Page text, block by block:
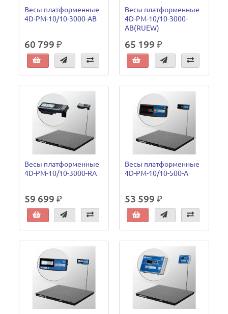
Весы платформенные
4D-PM-10/10-3000-AB
60 799 ₽
Весы платформенные
4D-PM-10/10-3000-
AB(RUEW)
65 199 ₽
Весы платформенные
4D-PM-10/10-3000-RA
59 699 ₽
Весы платформенные
4D-PM-10/10-500-A
53 599 ₽